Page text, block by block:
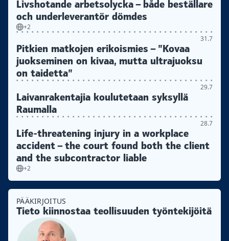
Livshotande arbetsolycka – både beställare
och underleverantör dömdes
+2
31.7
Pitkien matkojen erikoismies – ”Kovaa
juokseminen on kivaa, mutta ultrajuoksu
on taidetta”
29.7
Laivanrakentajia koulutetaan syksyllä
Raumalla
28.7
Life-threatening injury in a workplace
accident – the court found both the client
and the subcontractor liable
+2
PÄÄKIRJOITUS
Tieto kiinnostaa teollisuuden työntekijöitä